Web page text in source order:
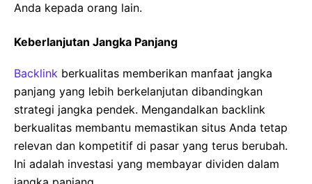
Anda kepada orang lain.
Keberlanjutan Jangka Panjang
Backlink berkualitas memberikan manfaat jangka
panjang yang lebih berkelanjutan dibandingkan
strategi jangka pendek. Mengandalkan backlink
berkualitas membantu memastikan situs Anda tetap
relevan dan kompetitif di pasar yang terus berubah.
Ini adalah investasi yang membayar dividen dalam